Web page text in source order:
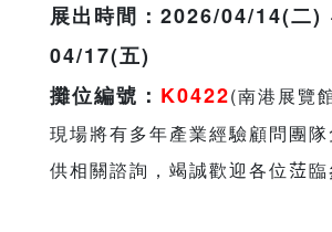
展出時間：2026/04/14(二)
04/17(五)
攤位編號： K0422(南港展覽
現場將有多年產業經驗顧問團
供相關諮詢，竭誠歡迎各位𦲷